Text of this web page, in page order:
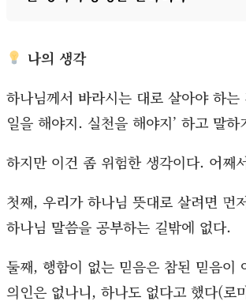
나의 생각
하나님께서 바라시는 대로 살아야 하
일을 해야지. 실천을 해야지’ 하고 말하
하지만 이건 좀 위험한 생각이다. 어째
첫째, 우리가 하나님 뜻대로 살려면 먼
하나님 말씀을 공부하는 길밖에 없다.
둘째, 행함이 없는 믿음은 참된 믿음이
의인은 없나니, 하나도 없다고 했다(